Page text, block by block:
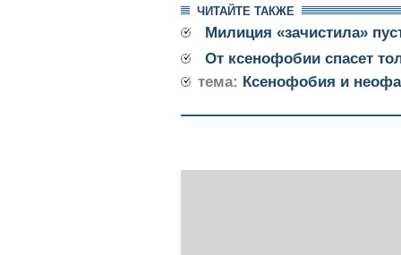
ЧИТАЙТЕ ТАКЖЕ
Милиция «зачистила»
От ксенофобии спасет
тема: Ксенофобия и